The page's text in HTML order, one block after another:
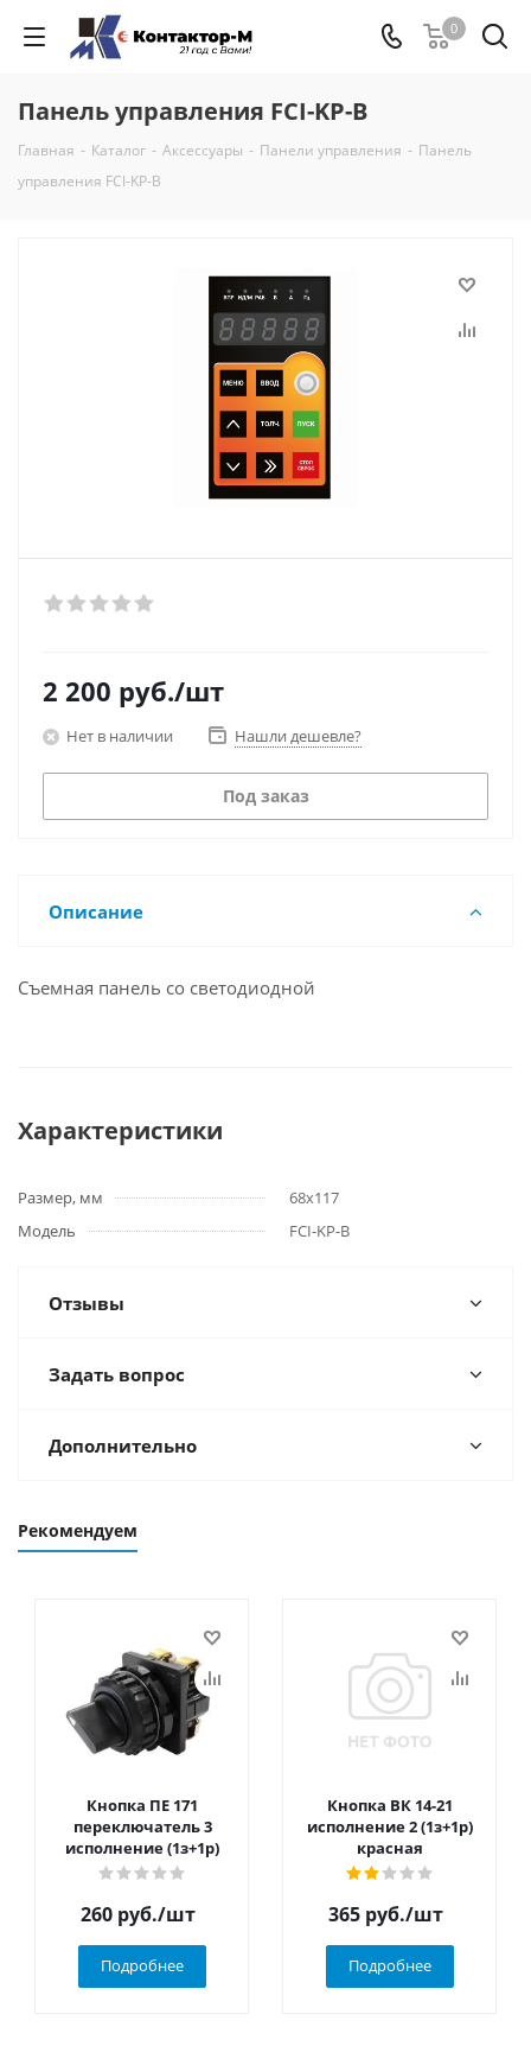
0
Панель управления FCI-KP-B
Главная - Каталог - Аксессуары - Панели управления - Панель
управления FCI-KP-B
2 200 руб./шт
Нет в наличии Нашли дешевле?
Под заказ
Описание
Съемная панель со светодиодной
Характеристики
Размер, мм
68x117
Модель
FCI-KP-B
Отзывы
Задать вопрос
Дополнительно
Рекомендуем
Кнопка ПЕ 171
переключатель 3
исполнение (1з+1р)
260 руб./шт
Подробнее
Кнопка ВК 14-21
исполнение 2 (1з+1р)
красная
365 руб./шт
Подробнее